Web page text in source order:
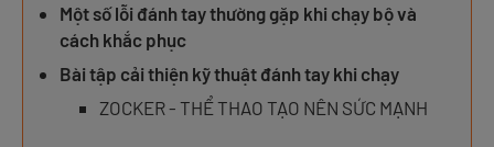
Một số lỗi đánh tay thường gặp khi chạy bộ và
cách khắc phục
Bài tập cải thiện kỹ thuật đánh tay khi chạy
ZOCKER - THỂ THAO TẠO NÊN SỨC MẠNH